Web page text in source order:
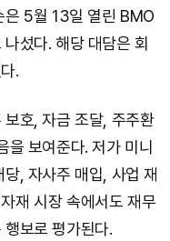
은 5월 13일 열린 BMO
섰다. 해당 대담은 회
.
호, 자금 조달, 주주환
을 보여준다. 저가 미니
, 자사주 매입, 사업 재
재 시장 속에서도 재무
보로 평가된다.